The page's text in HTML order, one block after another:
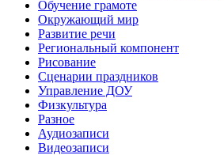
Обучение грамоте
Окружающий мир
Развитие речи
Региональный компонент
Рисование
Сценарии праздников
Управление ДОУ
Физкультура
Разное
Аудиозаписи
Видеозаписи